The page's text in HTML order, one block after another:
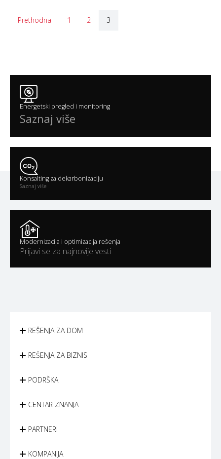
Prethodna 1 2 3
Energetski pregled i monitoring
Saznaj više
Konsalting za dekarbonizaciju
Saznaj više
Modernizacija i optimizacija rešenja
Prijavi se za najnovije vesti
REŠENJA ZA DOM
REŠENJA ZA BIZNIS
PODRŠKA
CENTAR ZNANJA
PARTNERI
KOMPANIJA